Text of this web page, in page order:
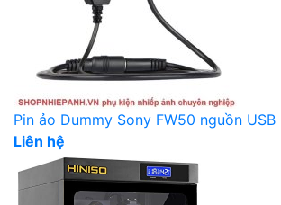
Pin ảo Dummy Sony FW50 nguồn USB
Liên hệ